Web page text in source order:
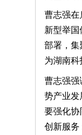
曹志强在
新型举
部署，集
为湖南科
曹志强强
势产业发
要强化协
创新服务